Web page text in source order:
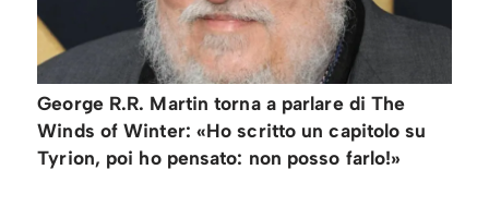
George R.R. Martin torna a parlare di The
Winds of Winter: «Ho scritto un capitolo su
Tyrion, poi ho pensato: non posso farlo!»